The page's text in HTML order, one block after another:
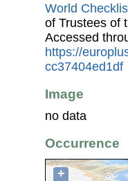
World
of Trustees of
Accessed
https://
cc37404ed1df
Image
no data
Occurrence
+